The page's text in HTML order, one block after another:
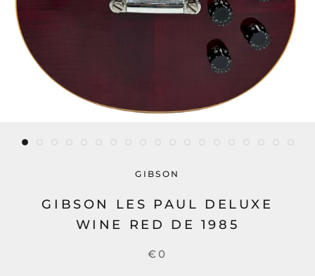
GIBSON
GIBSON LES PAUL DELUXE
WINE RED DE 1985
€0